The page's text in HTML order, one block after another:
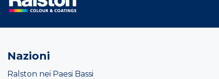
Nazioni
Ralston nei Paesi Bassi